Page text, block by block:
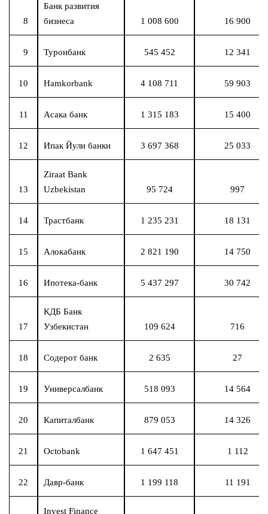
8
Банк развития
бизнеса
1 008 600 16 900
9 Туронбанк 545 452 12 341
10 Hamkorbank 4 108 711 59 903
11 Асака банк 1 315 183 15 400
12 Ипак Йули банки 3 697 368 25 033
13
Ziraat Bank
Uzbekistan
95 724 997
14 Трастбанк 1 235 231 18 131
15 Алокабанк 2 821 190 14 750
16 Ипотека-банк 5 437 297 30 742
17
КДБ Банк
Узбекистан
109 624 716
18 Содерот банк 2 635 27
19 Универсалбанк 518 093 14 564
20 Капиталбанк 879 053 14 326
21 Octobank 1 647 451 1 112
22 Давр-банк 1 199 118 11 191
Invest Finance